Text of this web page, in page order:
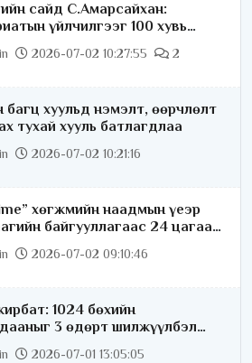
сайд С.Амарсайхан:
үйлчилгээг 100 хувь
2026-07-02 10:27:55 2
хуульд нэмэлт, өөрчлөлт
тухай хууль батлагдлаа
2026-07-02 10:21:16
хөгжмийн наадмын үеэр
байгууллагаас 24 цагаар
тавина
2026-07-02 09:10:46
1024 бөхийн
3 өдөрт шилжүүлбэл
тун нарийн явагдана
2026-07-01 13:05:05